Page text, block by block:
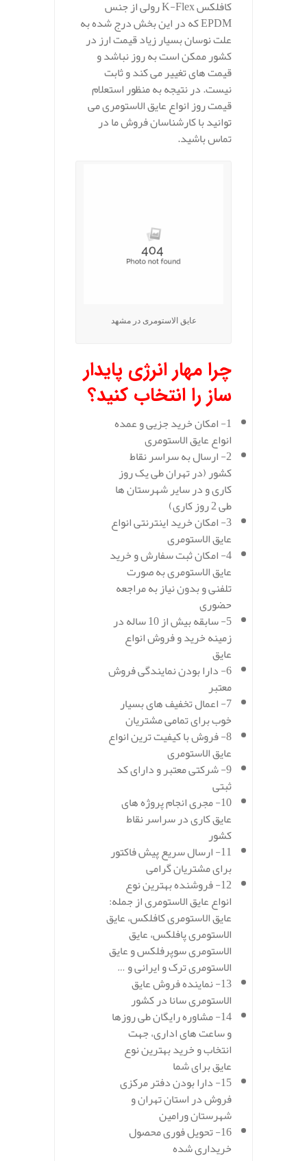
کافلکس K-Flex رولی از جنس
EPDM که در این بخش درج شده به
علت نوسان بسیار زیاد قیمت ارز در
کشور ممکن است به روز نباشد و
قیمت های تغییر می کند و ثابت
نیست. در نتیجه به منظور استعلام
قیمت روز انواع عایق الاستومری می
توانید با کارشناسان فروش ما در
تماس باشید.
عایق الاستومری در مشهد
چرا مهار انرژی پایدار
ساز را انتخاب کنید؟
1- امکان خرید جزیی و عمده
انواع عایق الاستومری
2- ارسال به سراسر نقاط
کشور (در تهران طی یک روز
کاری و در سایر شهرستان ها
طی 2 روز کاری)
3- امکان خرید اینترنتی انواع
عایق الاستومری
4- امکان ثبت سفارش و خرید
عایق الاستومری به صورت
تلفنی و بدون نیاز به مراجعه
حضوری
5- سابقه بیش از 10 ساله در
زمینه خرید و فروش انواع
عایق
6- دارا بودن نمایندگی فروش
معتبر
7- اعمال تخفیف های بسیار
خوب برای تمامی مشتریان
8- فروش با کیفیت ترین انواع
عایق الاستومری
9- شرکتی معتبر و دارای کد
ثبتی
10- مجری انجام پروژه های
عایق کاری در سراسر نقاط
کشور
11- ارسال سریع پیش فاکتور
برای مشتریان گرامی
12- فروشنده بهترین نوع
انواع عایق الاستومری از جمله:
عایق الاستومری کافلکس، عایق
الاستومری پافلکس، عایق
الاستومری سوپرفلکس و عایق
الاستومری ترک و ایرانی و …
13- نماینده فروش عایق
الاستومری سانا در کشور
14- مشاوره رایگان طی روزها
و ساعت های اداری، جهت
انتخاب و خرید بهترین نوع
عایق برای شما
15- دارا بودن دفتر مرکزی
فروش در استان تهران و
شهرستان ورامین
16- تحویل فوری محصول
خریداری شده